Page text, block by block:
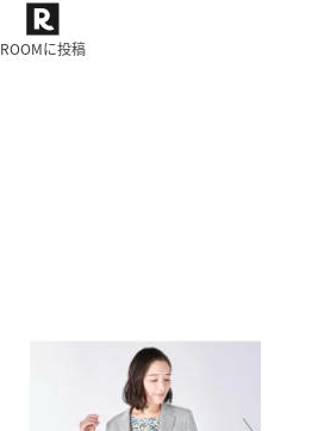
ROOMに投稿